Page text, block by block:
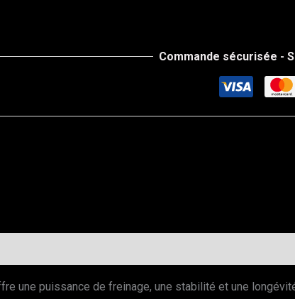
Commande sécurisée -
une puissance de freinage, une stabilité et une